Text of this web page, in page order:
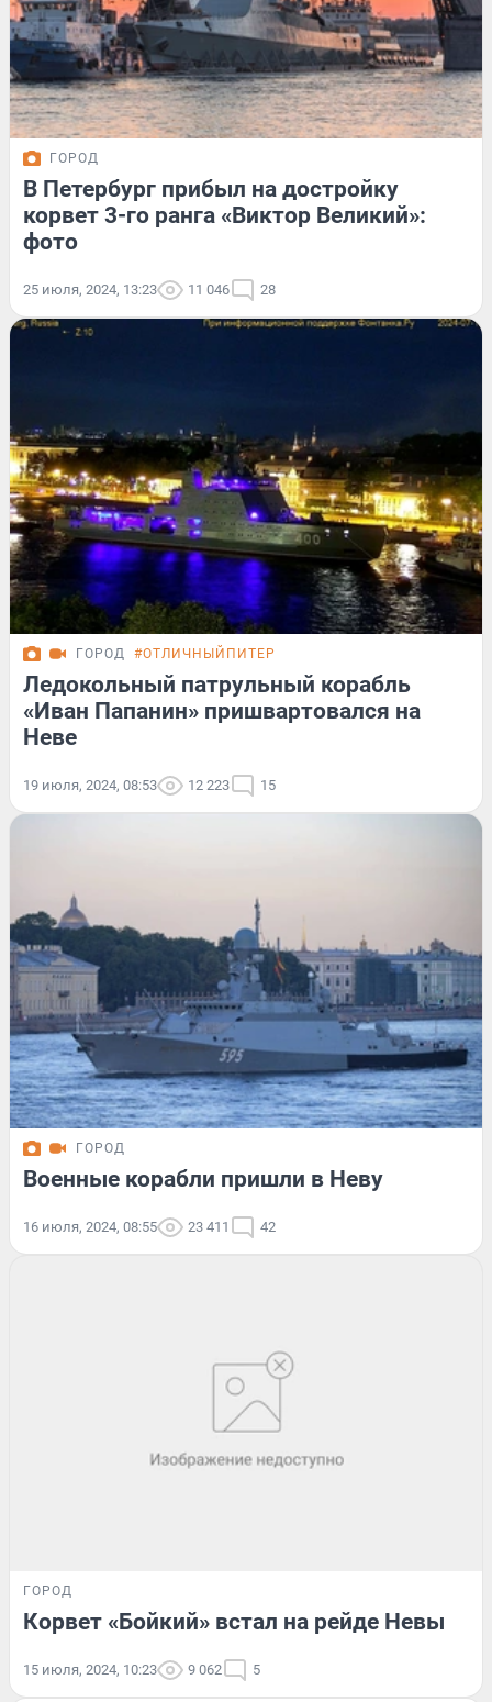
ГОРОД
В Петербург прибыл на достройку
корвет 3-го ранга «Виктор Великий»:
фото
25 июля, 2024, 13:23 11 046 28
ГОРОД #ОТЛИЧНЫЙПИТЕР
Ледокольный патрульный корабль
«Иван Папанин» пришвартовался на
Неве
19 июля, 2024, 08:53 12 223 15
ГОРОД
Военные корабли пришли в Неву
16 июля, 2024, 08:55 23 411 42
ГОРОД
Корвет «Бойкий» встал на рейде Невы
15 июля, 2024, 10:23 9 062 5